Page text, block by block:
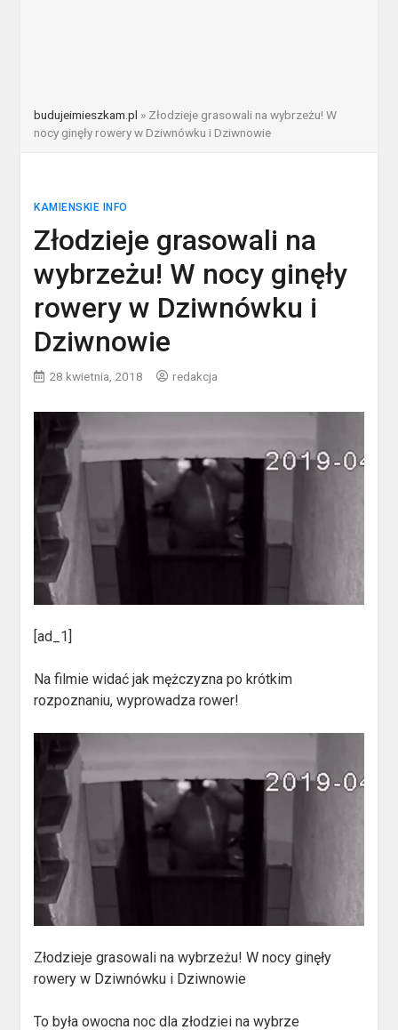
budujeimieszkam.pl » Złodzieje grasowali na wybrzeżu! W
nocy ginęły rowery w Dziwnówku i Dziwnowie
KAMIENSKIE INFO
Złodzieje grasowali na
wybrzeżu! W nocy ginęły
rowery w Dziwnówku i
Dziwnowie
28 kwietnia, 2018 redakcja
[ad_1]
Na filmie widać jak mężczyzna po krótkim
rozpoznaniu, wyprowadza rower!
Złodzieje grasowali na wybrzeżu! W nocy ginęły
rowery w Dziwnówku i Dziwnowie
To była owocna noc dla złodziei na wybrze